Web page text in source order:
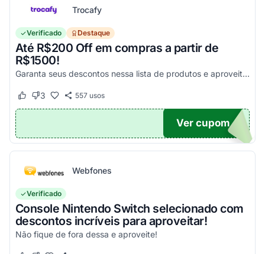
Trocafy
Verificado Destaque
Até R$200 Off em compras a partir de
R$1500!
Garanta seus descontos nessa lista de produtos e aproveite para economizar agora mesmo! Válido para todo o site exceto em produtos com o selo "Estou Zerado"
Este cupom funcionou
Este cupom não funcionou
3 557usos
ONTO
Ver cupom
Webfones
Verificado
Console Nintendo Switch selecionado com
descontos incríveis para aproveitar!
Não fique de fora dessa e aproveite!